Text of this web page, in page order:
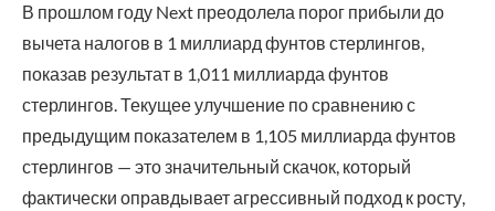
В прошлом году Next преодолела порог прибыли до
вычета налогов в 1 миллиард фунтов стерлингов,
показав результат в 1,011 миллиарда фунтов
стерлингов. Текущее улучшение по сравнению с
предыдущим показателем в 1,105 миллиарда фунтов
стерлингов — это значительный скачок, который
фактически оправдывает агрессивный подход к росту,